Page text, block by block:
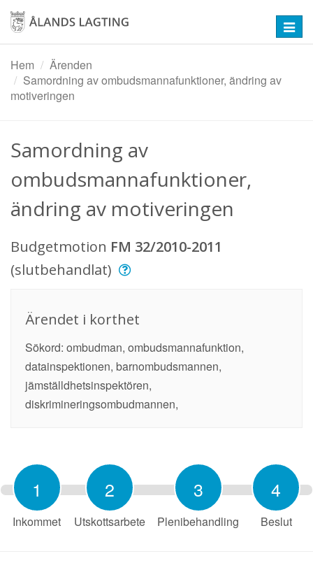
Hoppa
huvudinnehåll
Hem
Ärenden
Samordning av ombudsmannafunktioner, ändring av
motiveringen
Samordning av
ombudsmannafunktioner,
ändring av motiveringen
Budgetmotion FM 32/2010-2011
(slutbehandlat)
Ärendet i korthet
Sökord: ombudman, ombudsmannafunktion,
datainspektionen, barnombudsmannen,
jämställdhetsinspektören,
diskrimineringsombudmannen,
1
Inkommet
2
Utskottsarbete
3
Plenibehandling
4
Beslut